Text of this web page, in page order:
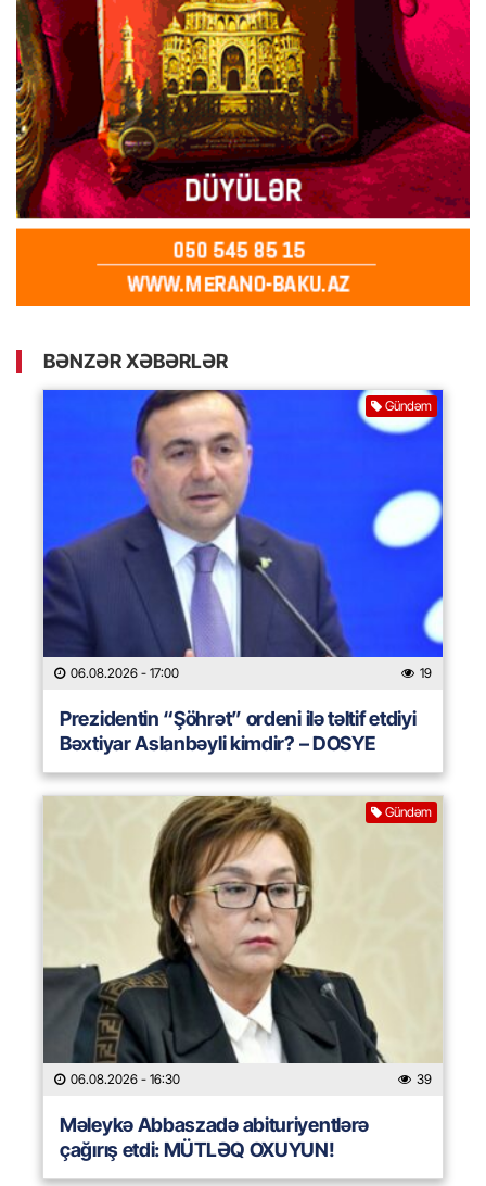
BƏNZƏR XƏBƏRLƏR
Gündəm
06.08.2026 - 17:00 19
Prezidentin “Şöhrət” ordeni ilə təltif etdiyi
Bəxtiyar Aslanbəyli kimdir? – DOSYE
Gündəm
06.08.2026 - 16:30 39
Məleykə Abbaszadə abituriyentlərə
çağırış etdi: MÜTLƏQ OXUYUN!